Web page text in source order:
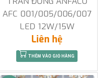
AFC 001/005/006/007
LED 12W/15W
Liên hệ
THÊM VÀO GIỎ HÀNG